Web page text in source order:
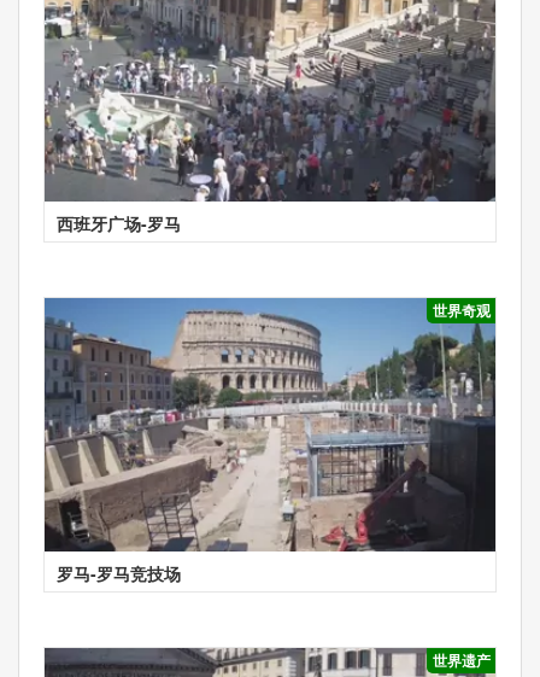
西班牙广场-罗马
世界奇观
罗马-罗马竞技场
世界遗产